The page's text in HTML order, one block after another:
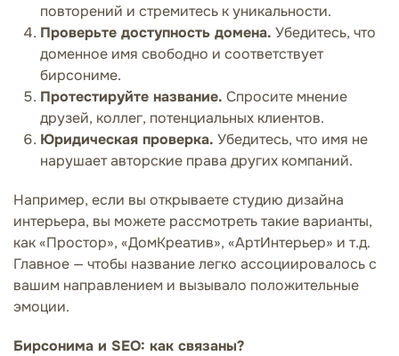
повторений и стремитесь к уникальности.
Проверьте доступность домена. Убедитесь, что
доменное имя свободно и соответствует
бирсониме.
Протестируйте название. Спросите мнение
друзей, коллег, потенциальных клиентов.
Юридическая проверка. Убедитесь, что имя не
нарушает авторские права других компаний.
Например, если вы открываете студию дизайна
интерьера, вы можете рассмотреть такие варианты,
как «Простор», «ДомКреатив», «АртИнтерьер» и т.д.
Главное — чтобы название легко ассоциировалось с
вашим направлением и вызывало положительные
эмоции.
Бирсонима и SEO: как связаны?